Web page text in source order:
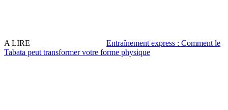
A LIRE
Entraînement express : Comment le
Tabata peut transformer votre forme physique